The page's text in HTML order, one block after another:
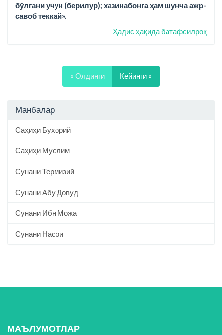
бўлгани учун (берилур); хазинабонга ҳам шунча ажр-
савоб теккай».
Ҳадис ҳақида батафсилроқ
« Олдинги Кейинги »
Манбалар
Саҳиҳи Бухорий
Саҳиҳи Муслим
Сунани Термизий
Сунани Абу Довуд
Сунани Ибн Можа
Сунани Насои
МАЪЛУМОТЛАР